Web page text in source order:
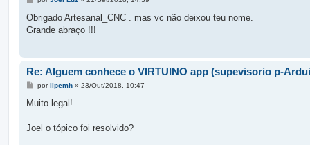
n
a
m
Obrigado Artesanal_CNC . mas vc não deixou teu nome.
Grande abraço !!!
Re: Alguem conhece o VIRTUINO app (supevisorio p-
M
n
g
porlipemh» 23/Out/2018, 10:47
Muito legal!
Joel o tópico foi resolvido?